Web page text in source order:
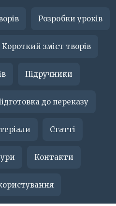
Розробки уроків
Короткий зміст творів
Підручники
до переказу
Статті
Контакти